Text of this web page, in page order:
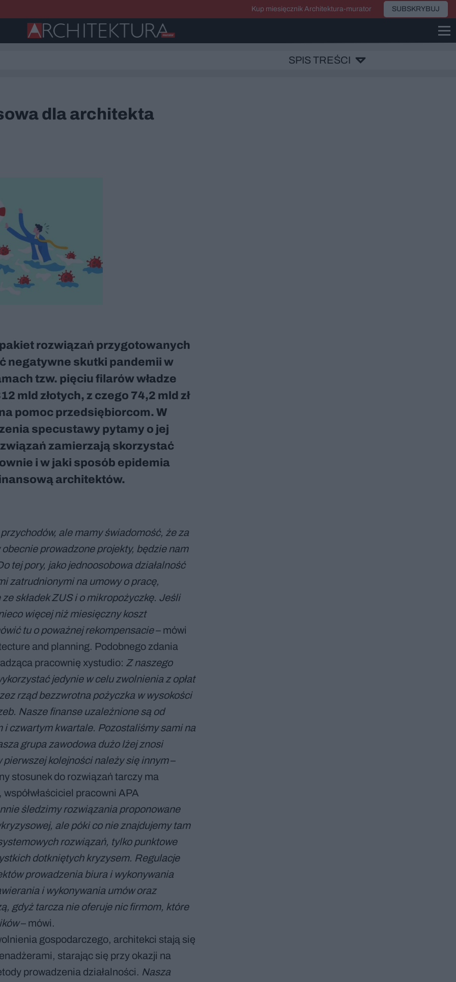
Kup miesięcznik Architektura-murator SUBSKRYBUJ
SPIS TREŚCI
dla architekta
rozwiązań przygotowanych
negatywne skutki pandemii w
tzw. pięciu filarów władze
mld złotych, z czego 74,2 mld zł
pomoc przedsiębiorcom. W
specustawy pytamy o jej
zamierzają skorzystać
i w jaki sposób epidemia
architektów.
ale mamy świadomość, że za
prowadzone projekty, będzie nam
tej pory, jako jednoosobowa działalność
zatrudnionymi na umowy o pracę,
składek ZUS i o mikropożyczkę. Jeśli
więcej niż miesięczny koszt
tu o poważnej rekompensacie– mówi
and planning. Podobnego zdania
pracownię xystudio: Z naszego
jedynie w celu zwolnienia z opłat
rząd bezzwrotna pożyczka w wysokości
Nasze finanse uzależnione są od
i czwartym kwartale. Pozostaliśmy sami na
grupa zawodowa dużo lżej znosi
kolejności należy się innym–
stosunek do rozwiązań tarczy ma
pracowni APA
śledzimy rozwiązania proponowane
ale póki co nie znajdujemy tam
rozwiązań, tylko punktowe
dotkniętych kryzysem. Regulacje
prowadzenia biura i wykonywania
i wykonywania umów oraz
gdyż tarcza nie oferuje nic firmom, które
– mówi.
gospodarczego, architekci stają się
starając się przy okazji na
prowadzenia działalności. Nasza